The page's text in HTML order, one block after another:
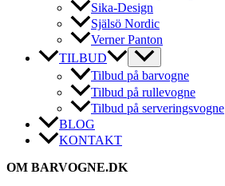
Sika-Design
Själsö Nordic
Verner Panton
TILBUD
Tilbud på barvogne
Tilbud på rullevogne
Tilbud på serveringsvogne
BLOG
KONTAKT
OM BARVOGNE.DK